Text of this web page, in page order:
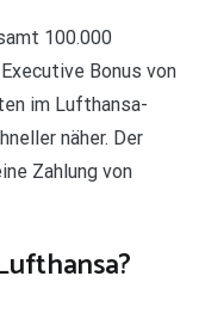
100.000
Bonus von
im Lufthansa-
näher. Der
Zahlung von